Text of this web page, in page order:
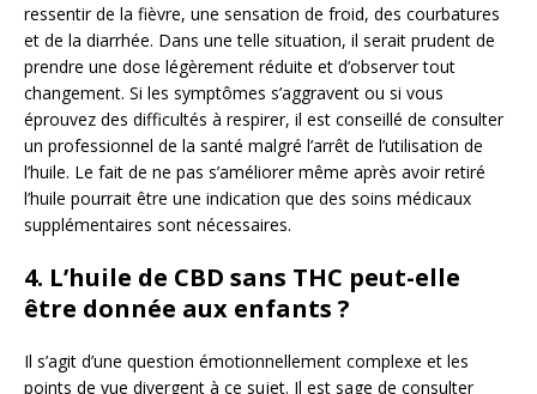
ressentir de la fièvre, une sensation de froid, des courbatures
et de la diarrhée. Dans une telle situation, il serait prudent de
prendre une dose légèrement réduite et d’observer tout
changement. Si les symptômes s’aggravent ou si vous
éprouvez des difficultés à respirer, il est conseillé de consulter
un professionnel de la santé malgré l’arrêt de l’utilisation de
l’huile. Le fait de ne pas s’améliorer même après avoir retiré
l’huile pourrait être une indication que des soins médicaux
supplémentaires sont nécessaires.
4. L’huile de CBD sans THC peut-elle
être donnée aux enfants ?
Il s’agit d’une question émotionnellement complexe et les
points de vue divergent à ce sujet. Il est sage de consulter